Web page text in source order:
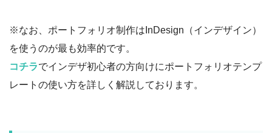
※なお、ポートフォリオ制作はInDesign（インデザイン）
を使うのが最も効率的です。
コチラでインデザ初心者の方向けにポートフォリオテンプ
レートの使い方を詳しく解説しております。